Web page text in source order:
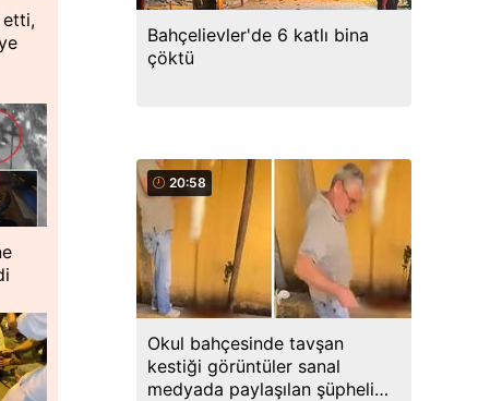
etti,
Bahçelievler'de 6 katlı bina
çöktü
20:58
Okul bahçesinde tavşan
kestiği görüntüler sanal
medyada paylaşılan şüpheli